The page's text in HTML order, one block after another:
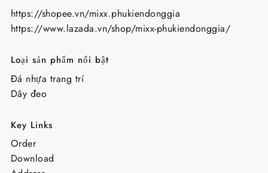
https://shopee.vn/mixx.phukiendonggia
https://www.lazada.vn/shop/mixx-phukiendonggia/
Loại sản phẩm nổi bật
Đá nhựa trang trí
Dây đeo
Key Links
Order
Download